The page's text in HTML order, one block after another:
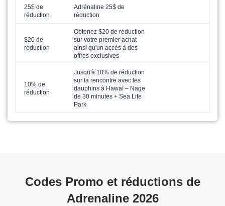
25$ de
réduction
Adrénaline 25$ de
réduction
$20 de
réduction
Obtenez $20 de réduction
sur votre premier achat
ainsi qu'un accès à des
offres exclusives
10% de
réduction
Jusqu'à 10% de réduction
sur la rencontre avec les
dauphins à Hawaï – Nage
de 30 minutes + Sea Life
Park
Codes Promo et réductions de
Adrenaline 2026